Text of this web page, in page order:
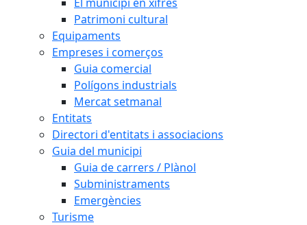
Patrimoni cultural
Equipaments
Empreses i comerços
Guia comercial
Polígons industrials
Mercat setmanal
Entitats
Directori d'entitats i associacions
Guia del municipi
Guia de carrers / Plànol
Subministraments
Emergències
Turisme